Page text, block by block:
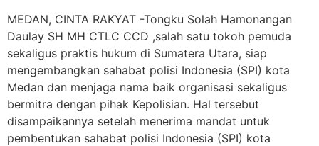
MEDAN, CINTA RAKYAT -Tongku Solah Hamonangan
Daulay SH MH CTLC CCD ,salah satu tokoh pemuda
sekaligus praktis hukum di Sumatera Utara, siap
mengembangkan sahabat polisi Indonesia (SPI) kota
Medan dan menjaga nama baik organisasi sekaligus
bermitra dengan pihak Kepolisian. Hal tersebut
disampaikannya setelah menerima mandat untuk
pembentukan sahabat polisi Indonesia (SPI) kota